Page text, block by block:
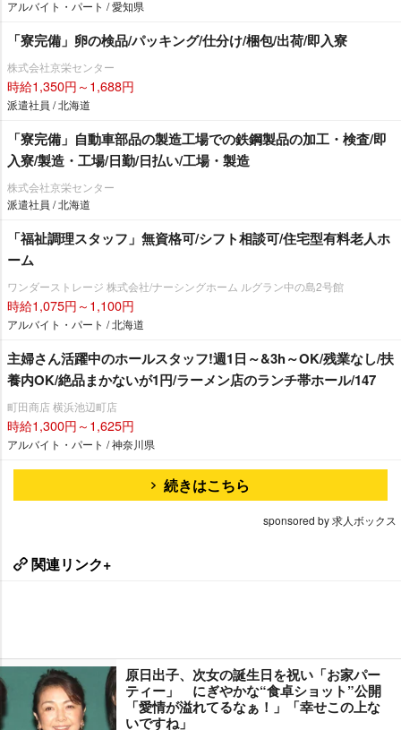
アルバイト・パート / 愛知県
「寮完備」卵の検品/パッキング/仕分け/梱包/出荷/即入寮
株式会社京栄センター
時給1,350円～1,688円
派遣社員 / 北海道
「寮完備」自動車部品の製造工場での鉄鋼製品の加工・検査/即
入寮/製造・工場/日勤/日払い/工場・製造
株式会社京栄センター
派遣社員 / 北海道
「福祉調理スタッフ」無資格可/シフト相談可/住宅型有料老人ホ
ーム
ワンダーストレージ 株式会社/ナーシングホーム ルグラン中の島2号館
時給1,075円～1,100円
アルバイト・パート / 北海道
主婦さん活躍中のホールスタッフ!週1日～&3h～OK/残業なし/扶
養内OK/絶品まかないが1円/ラーメン店のランチ帯ホール/147
町田商店 横浜池辺町店
時給1,300円～1,625円
アルバイト・パート / 神奈川県
続きはこちら
sponsored by 求人ボックス
関連リンク+
原日出子、次女の誕生日を祝い「お家パー
ティー」 にぎやかな“食卓ショット”公開
「愛情が溢れてるなぁ！」「幸せこの上な
いですね」